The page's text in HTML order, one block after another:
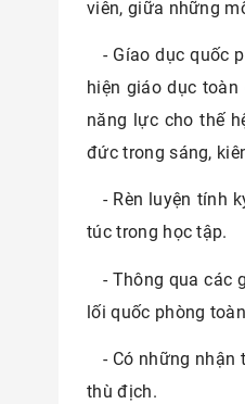
viên, giữa những
- Gíao dục quốc
hiện giáo dục
năng lực cho thế
đức trong sáng,
- Rèn luyện tính
túc trong học tập.
- Thông qua các
lối quốc phòng
- Có những
thù địch.